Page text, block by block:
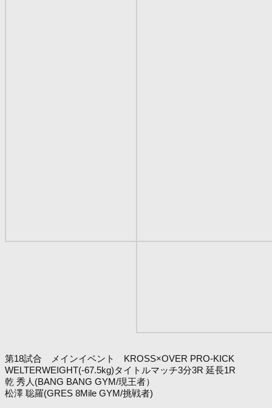
第18試合 メインイベント KROSS×OVER PRO-KICK
WELTERWEIGHT(-67.5kg)タイトルマッチ3分3R 延長1R
乾 秀人(BANG BANG GYM/現王者）
松澤 聡羅(GRES 8Mile GYM/挑戦者)